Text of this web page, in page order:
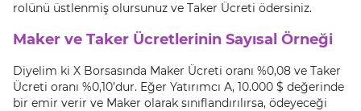
rolünü üstlenmiş olursunuz ve Taker Ücreti ödersiniz.
Maker ve Taker Ücretlerinin Sayısal Örneği
Diyelim ki X Borsasında Maker Ücreti oranı %0,08 ve Taker
Ücreti oranı %0,10’dur. Eğer Yatırımcı A, 10.000 $ değerinde
bir emir verir ve Maker olarak sınıflandırılırsa, ödeyeceği